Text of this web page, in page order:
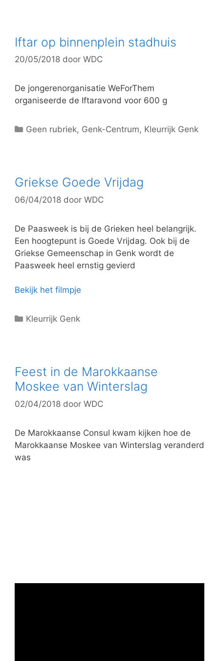
g
o
r
e
ë
Iftar op binnenplein stadhuis
20/05/2018 door WDC
De jongerenorganisatie WeForThem
organiseerde de Iftaravond voor 600 g
C
g
r
e
ë
n
Geen rubriek, Genk-Centrum, Kleurrijk Genk
Griekse Goede Vrijdag
06/04/2018 door WDC
De Paasweek is bij de Grieken heel belangrijk.
Een hoogtepunt is Goede Vrijdag. Ook bij de
Griekse Gemeenschap in Genk wordt de
Paasweek heel ernstig gevierd
Bekijk het filmpje
C
g
r
i
ë
n
Kleurrijk Genk
Feest in de Marokkaanse
Moskee van Winterslag
02/04/2018 door WDC
De Marokkaanse Consul kwam kijken hoe de
Marokkaanse Moskee van Winterslag veranderd
was